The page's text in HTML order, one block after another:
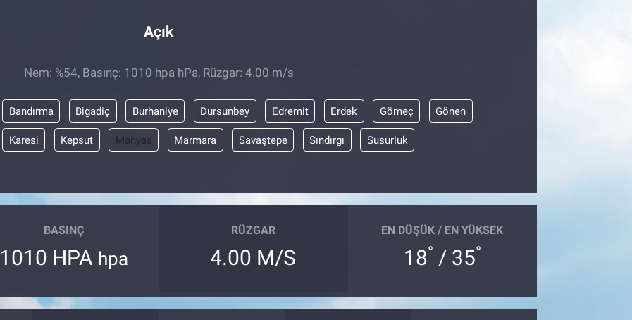
Açık
Nem: %54, Basınç: 1010 hpa hPa, Rüzgar: 4.00 m/s
Bandırma Bigadiç Burhaniye Dursunbey Edremit Erdek Gömeç Gönen
Karesi Kepsut Manyas Marmara Savaştepe Sındırgı Susurluk
BASINÇ
1010 HPA hpa
RÜZGAR
4.00 M/S
EN DÜŞÜK / EN YÜKSEK
18° / 35°